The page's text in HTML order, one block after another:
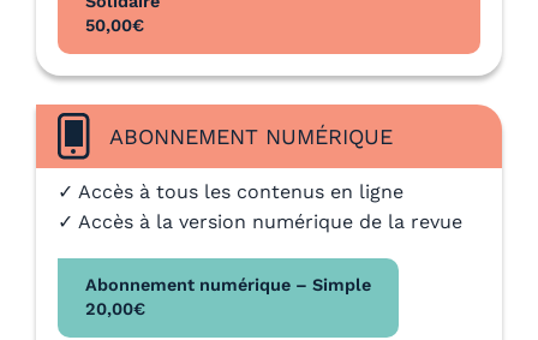
50,00€
ABONNEMENT NUMÉRIQUE
✓ Accès à tous les contenus en ligne
✓ Accès à la version numérique de la revue
Abonnement numérique – Simple
20,00€